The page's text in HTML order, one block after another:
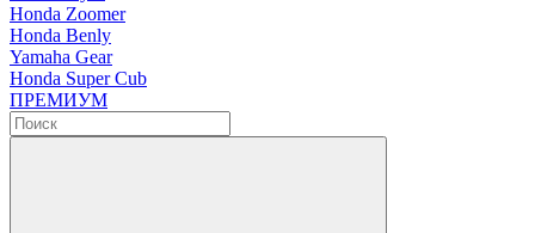
Honda Zoomer
Honda Benly
Yamaha Gear
Honda Super Cub
ПРЕМИУМ